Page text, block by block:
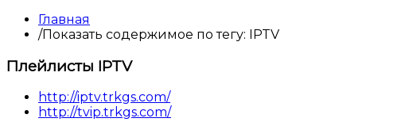
Главная
/Показать содержимое по тегу: IPTV
Плейлисты IPTV
http://iptv.trkgs.com/
http://tvip.trkgs.com/